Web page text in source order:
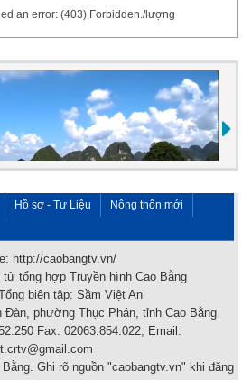
an error: (403) Forbidden./lượng
Hồ sơ - Tư Liệu
Nông thôn mới
http://caobangtv.vn/
tử tổng hợp Truyền hình Cao Bằng
biên tập: Sầm Việt An
phường Thục Phán, tỉnh Cao Bằng
Fax: 02063.854.022; Email:
Ghi rõ nguồn "caobangtv.vn" khi đăng